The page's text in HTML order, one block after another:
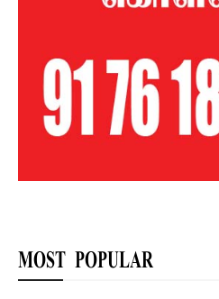
MOST POPULAR